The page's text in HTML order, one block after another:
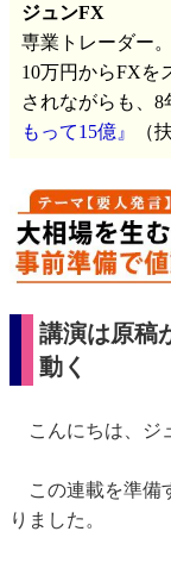
ジュンFX
専業トレーダー
10万円からFXを
されながらも、
もって15億』
（
講演は原稿
動く
こんにちは、ジ
この連載を準備
りました。